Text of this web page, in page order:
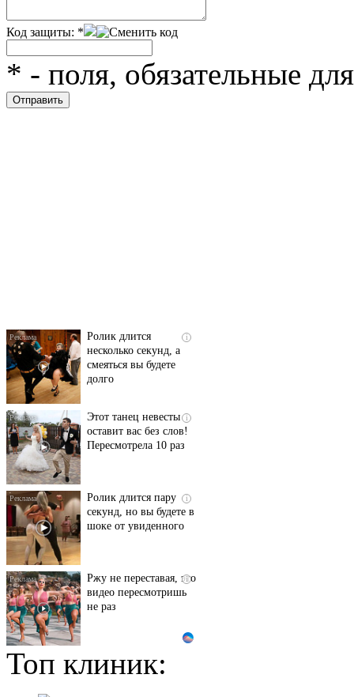
Код защиты: *
* - поля, обязательные
i
Ролик длится
несколько секунд, а
смеяться вы будете
долго
i
Этот танец невесты
оставит вас без слов!
Пересмотрела 10 раз
i
Ролик длится пару
секунд, но вы будете в
шоке от увиденного
i
Ржу не переставая, это
видео пересмотришь
не раз
Ролик из Омска: вы
будете смеяться долго
Топ клиник: